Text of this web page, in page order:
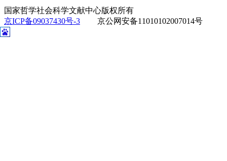
国家哲学社会科学文献中心版权所有
京ICP备09037430号-3
京公网安备11010102007014号